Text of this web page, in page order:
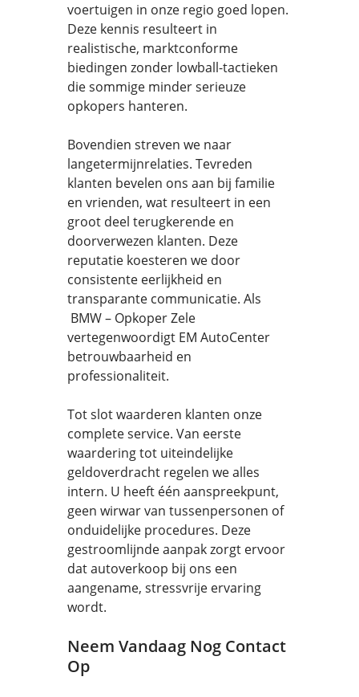
voertuigen in onze regio goed lopen.
Deze kennis resulteert in
realistische, marktconforme
biedingen zonder lowball-tactieken
die sommige minder serieuze
opkopers hanteren.
Bovendien streven we naar
langetermijnrelaties. Tevreden
klanten bevelen ons aan bij familie
en vrienden, wat resulteert in een
groot deel terugkerende en
doorverwezen klanten. Deze
reputatie koesteren we door
consistente eerlijkheid en
transparante communicatie. Als
BMW – Opkoper Zele
vertegenwoordigt EM AutoCenter
betrouwbaarheid en
professionaliteit.
Tot slot waarderen klanten onze
complete service. Van eerste
waardering tot uiteindelijke
geldoverdracht regelen we alles
intern. U heeft één aanspreekpunt,
geen wirwar van tussenpersonen of
onduidelijke procedures. Deze
gestroomlijnde aanpak zorgt ervoor
dat autoverkoop bij ons een
aangename, stressvrije ervaring
wordt.
Neem Vandaag Nog Contact
Op